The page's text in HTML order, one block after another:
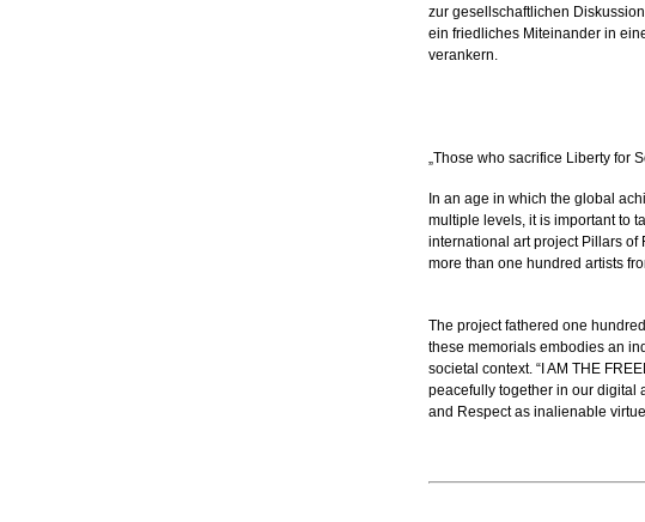
zur gesellschaftlichen
ein friedliches Miteinander in
verankern.
„Those who sacrifice Liberty for
In an age in which the global
multiple levels, it is important to
international art project Pillars of
more than one hundred artists
The project fathered one
these memorials embodies an
societal context. “I AM THE
peacefully together in our digital
and Respect as inalienable